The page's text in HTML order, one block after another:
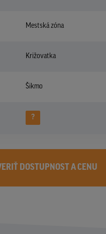
Mestská zóna
Križovatka
Šikmo
?
DOSTUPNOST A CENU